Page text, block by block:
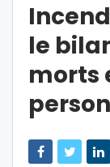
le
morts